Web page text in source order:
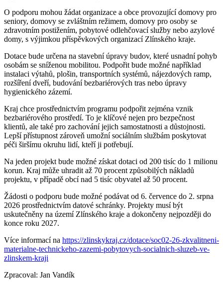
O podporu mohou žádat organizace a obce provozující domovy pro
seniory, domovy se zvláštním režimem, domovy pro osoby se
zdravotním postižením, pobytové odlehčovací služby nebo azylové
domy, s výjimkou příspěvkových organizací Zlínského kraje.
Dotace bude určena na stavební úpravy budov, které usnadní pohyb
osobám se sníženou mobilitou. Podpořit bude možné například
instalaci výtahů, plošin, transportních systémů, nájezdových ramp,
rozšíření dveří, budování bezbariérových tras nebo úpravy
hygienického zázemí.
Kraj chce prostřednictvím programu podpořit zejména vznik
bezbariérového prostředí. To je klíčové nejen pro bezpečnost
klientů, ale také pro zachování jejich samostatnosti a důstojnosti.
Lepší přístupnost zároveň umožní sociálním službám poskytovat
péči širšímu okruhu lidí, kteří ji potřebují.
Na jeden projekt bude možné získat dotaci od 200 tisíc do 1 milionu
korun. Kraj může uhradit až 70 procent způsobilých nákladů
projektu, v případě obcí nad 5 tisíc obyvatel až 50 procent.
Žádosti o podporu bude možné podávat od 6. července do 2. srpna
2026 prostřednictvím datové schránky. Projekty musí být
uskutečněny na území Zlínského kraje a dokončeny nejpozději do
konce roku 2027.
Více informací na https://zlinskykraj.cz/dotace/soc02-26-zkvalitneni-
materialne-technickeho-zazemi-pobytovych-socialnich-sluzeb-ve-
zlinskem-kraji
Zpracoval: Jan Vandík